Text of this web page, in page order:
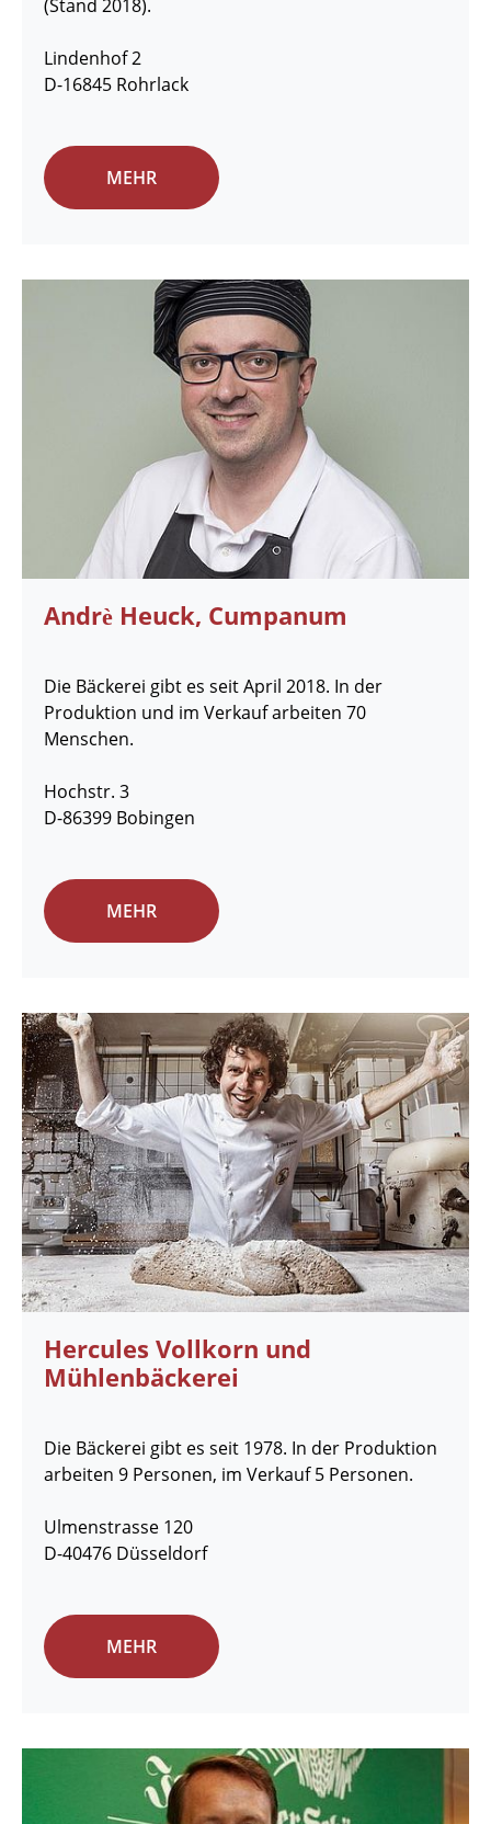
(Stand 2018).
Lindenhof 2
D-16845 Rohrlack
MEHR
Andrѐ Heuck, Cumpanum
Die Bäckerei gibt es seit April 2018. In der
Produktion und im Verkauf arbeiten 70
Menschen.
Hochstr. 3
D-86399 Bobingen
MEHR
Hercules Vollkorn und
Mühlenbäckerei
Die Bäckerei gibt es seit 1978. In der Produktion
arbeiten 9 Personen, im Verkauf 5 Personen.
Ulmenstrasse 120
D-40476 Düsseldorf
MEHR